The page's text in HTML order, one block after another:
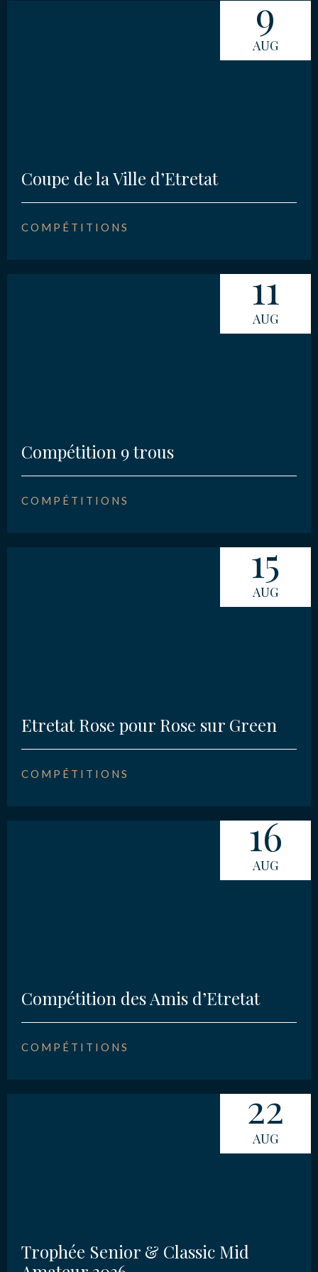
9
AUG
Coupe de la Ville d’Etretat
COMPÉTITIONS
11
AUG
Compétition 9 trous
COMPÉTITIONS
15
AUG
Etretat Rose pour Rose sur Green
COMPÉTITIONS
16
AUG
Compétition des Amis d’Etretat
COMPÉTITIONS
22
AUG
Trophée Senior & Classic Mid